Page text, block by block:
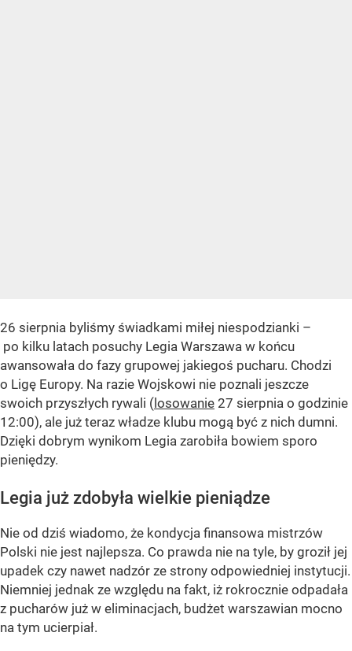
26 sierpnia byliśmy świadkami miłej niespodzianki –
po kilku latach posuchy Legia Warszawa w końcu
awansowała do fazy grupowej jakiegoś pucharu. Chodzi
o Ligę Europy. Na razie Wojskowi nie poznali jeszcze
swoich przyszłych rywali (losowanie 27 sierpnia o godzinie
12:00), ale już teraz władze klubu mogą być z nich dumni.
Dzięki dobrym wynikom Legia zarobiła bowiem sporo
pieniędzy.
Legia już zdobyła wielkie pieniądze
Nie od dziś wiadomo, że kondycja finansowa mistrzów
Polski nie jest najlepsza. Co prawda nie na tyle, by groził jej
upadek czy nawet nadzór ze strony odpowiedniej instytucji.
Niemniej jednak ze względu na fakt, iż rokrocznie odpadała
z pucharów już w eliminacjach, budżet warszawian mocno
na tym ucierpiał.